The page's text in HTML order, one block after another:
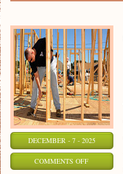
DECEMBER - 7 - 2025
COMMENTS OFFON